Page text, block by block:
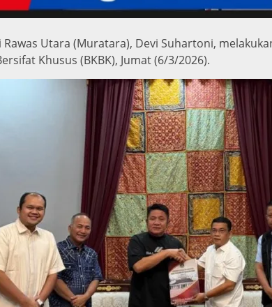
Rawas Utara (Muratara), Devi Suhartoni,
Khusus (BKBK), Jumat (6/3/2026).